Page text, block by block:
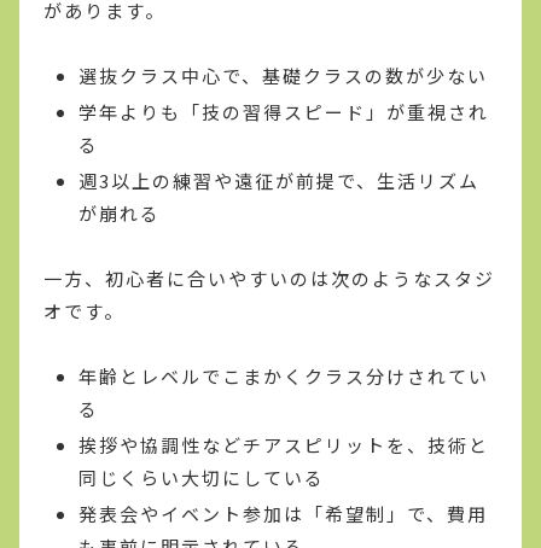
があります。
選抜クラス中心で、基礎クラスの数が少ない
学年よりも「技の習得スピード」が重視され
る
週3以上の練習や遠征が前提で、生活リズム
が崩れる
一方、初心者に合いやすいのは次のようなスタジ
オです。
年齢とレベルでこまかくクラス分けされてい
る
挨拶や協調性などチアスピリットを、技術と
同じくらい大切にしている
発表会やイベント参加は「希望制」で、費用